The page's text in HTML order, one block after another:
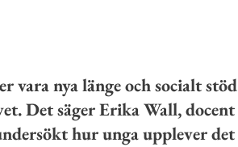
vara nya länge och socialt
Det säger Erika Wall,
hur unga upplever